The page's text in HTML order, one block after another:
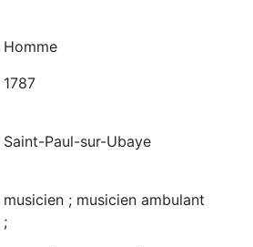
Homme
1787
Saint-Paul-sur-Ubaye
musicien ; musicien ambulant
;